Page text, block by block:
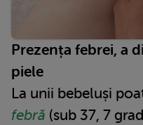
Prezența febrei, a
piele
La unii bebeluși
febră (sub 37, 7